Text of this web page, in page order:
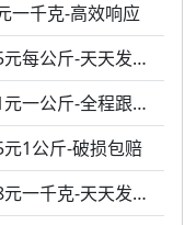
一千克-高效响应
拉萨到景德镇货运专线-运费0.65元每公斤-天天发车
昆明到景德镇货运专线-运费0.51元一公斤-全程跟踪
1公斤-破损包赔
成都到景德镇货运专线-运费0.48元一千克-天天发车